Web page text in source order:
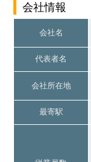
会社情報
会社名
代表者名
会社所在地
最寄駅